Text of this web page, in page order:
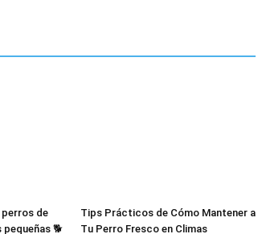
–
de
pequeñas 🐕
Tips Prácticos de Cómo Mantener a
Tu Perro Fresco en Climas